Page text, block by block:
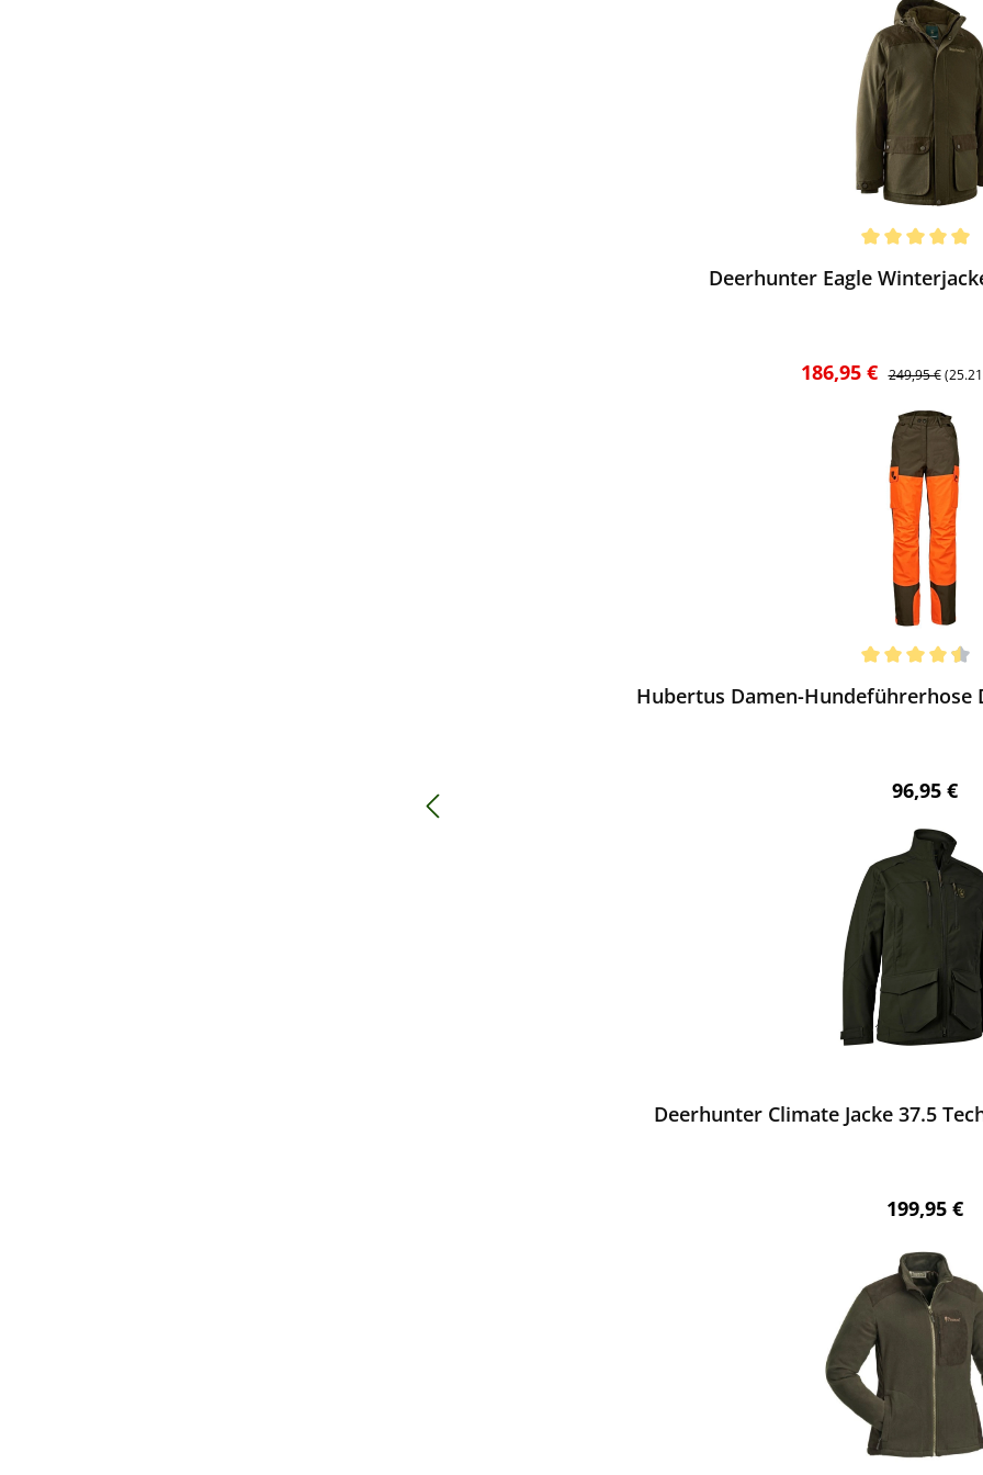
Deerhunter Eagle
Verkaufspreis:
186,95 € Regulärer
249,95 €
Hubertus Damen-Hundeführerhose
96,95 €
Deerhunter Climate Jacke 37.5
Regulärer
199,95 €